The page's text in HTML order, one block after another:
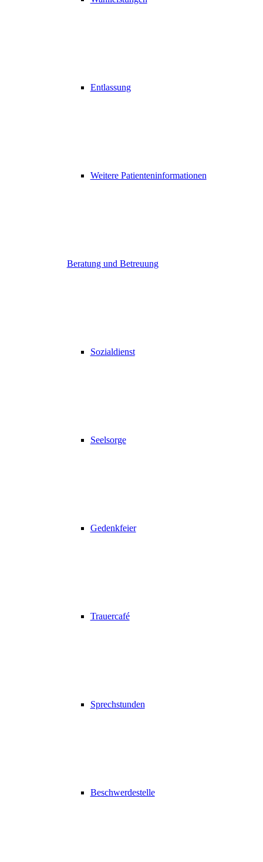
Entlassung
Weitere Patienteninformationen
Beratung und Betreuung
Sozialdienst
Seelsorge
Gedenkfeier
Trauercafé
Sprechstunden
Beschwerdestelle